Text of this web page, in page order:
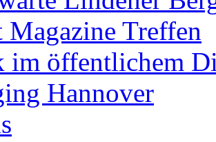
Magazine Treffen
im öffentlichem
Hannover